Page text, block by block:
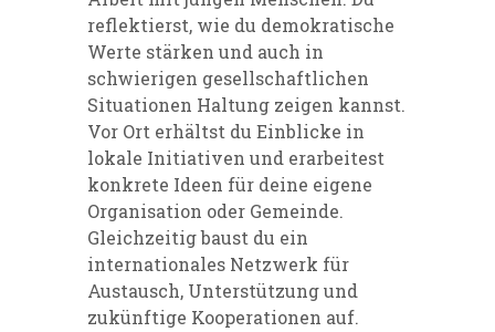
reflektierst, wie du demokratische
Werte stärken und auch in
schwierigen gesellschaftlichen
Situationen Haltung zeigen kannst.
Vor Ort erhältst du Einblicke in
lokale Initiativen und erarbeitest
konkrete Ideen für deine eigene
Organisation oder Gemeinde.
Gleichzeitig baust du ein
internationales Netzwerk für
Austausch, Unterstützung und
zukünftige Kooperationen auf.